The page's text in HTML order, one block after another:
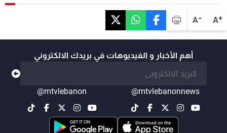
A+
A-
أهم الأخبار و الفيديوهات في بريدك الالكتروني
@mtvlebanonnews
@mtvlebanon